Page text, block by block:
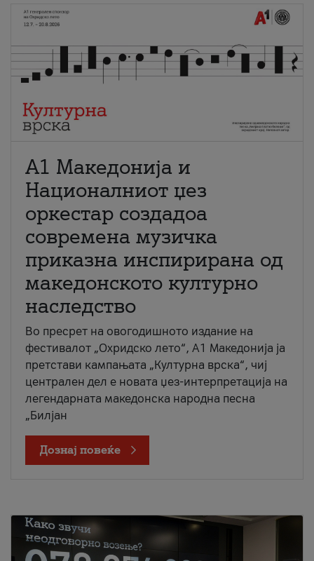
А1 Македонија и
Националниот џез
оркестар создадоа
современа музичка
приказна инспирирана од
македонското културно
наследство
Во пресрет на овогодишното издание на
фестивалот „Охридско лето“, А1 Македонија ја
претстави кампањата „Културна врска“, чиј
централен дел е новата џез-интерпретација на
легендарната македонска народна песна
„Билјан
Дознај повеќе